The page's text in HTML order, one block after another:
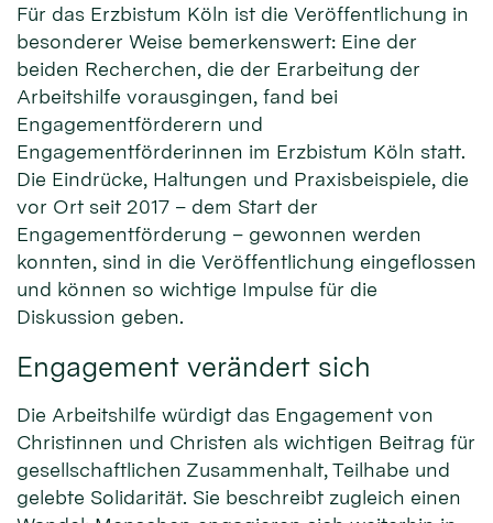
Für das Erzbistum Köln ist die Veröffentlichung in
besonderer Weise bemerkenswert: Eine der
beiden Recherchen, die der Erarbeitung der
Arbeitshilfe vorausgingen, fand bei
Engagementförderern und
Engagementförderinnen im Erzbistum Köln statt.
Die Eindrücke, Haltungen und Praxisbeispiele, die
vor Ort seit 2017 – dem Start der
Engagementförderung – gewonnen werden
konnten, sind in die Veröffentlichung eingeflossen
und können so wichtige Impulse für die
Diskussion geben.
Engagement verändert sich
Die Arbeitshilfe würdigt das Engagement von
Christinnen und Christen als wichtigen Beitrag für
gesellschaftlichen Zusammenhalt, Teilhabe und
gelebte Solidarität. Sie beschreibt zugleich einen